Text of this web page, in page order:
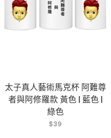
太子真人藝術馬克杯 阿難尊
者與阿修羅款 黃色 | 藍色 |
綠色
$39